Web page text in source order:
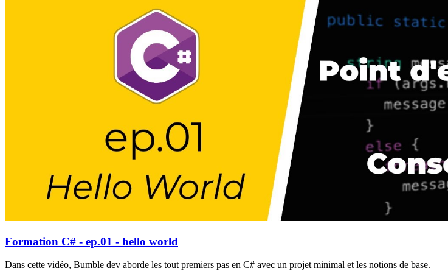
Formation C# - ep.01 - hello world
Dans cette vidéo, Bumble dev aborde les tout premiers pas en C# avec un projet minimal et les notions de base.